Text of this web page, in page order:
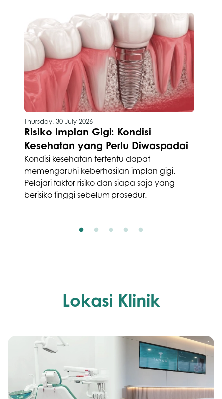
Thursday, 30 July 2026
Risiko Implan Gigi: Kondisi
Kesehatan yang Perlu Diwaspadai
Kondisi kesehatan tertentu dapat
memengaruhi keberhasilan implan gigi.
Pelajari faktor risiko dan siapa saja yang
berisiko tinggi sebelum prosedur.
Lokasi Klinik